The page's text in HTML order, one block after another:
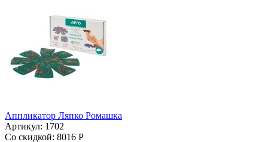
Аппликатор Ляпко Ромашка
Артикул: 1702
Со скидкой: 8016 Р